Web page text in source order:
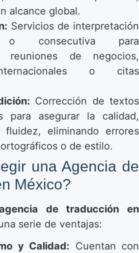
alcance global.
Servicios de interpretación
o consecutiva para
reuniones de negocios,
o citas
Corrección de textos
para asegurar la calidad,
fluidez, eliminando errores
o de estilo.
una Agencia de
México?
de traducción en
serie de ventajas:
y Calidad: Cuentan con